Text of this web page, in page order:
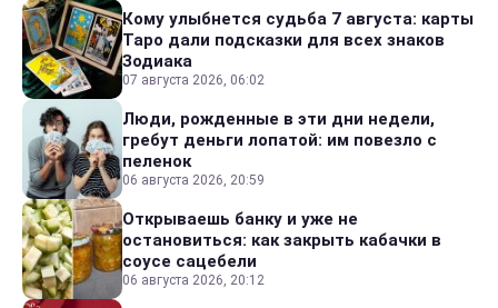
Кому улыбнется судьба 7 августа: карты
Таро дали подсказки для всех знаков
Зодиака
07 августа 2026, 06:02
Люди, рожденные в эти дни недели,
гребут деньги лопатой: им повезло с
пеленок
06 августа 2026, 20:59
Открываешь банку и уже не
остановиться: как закрыть кабачки в
соусе сацебели
06 августа 2026, 20:12